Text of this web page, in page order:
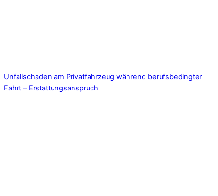
Unfallschaden am Privatfahrzeug während berufsbedingter
Fahrt – Erstattungsanspruch